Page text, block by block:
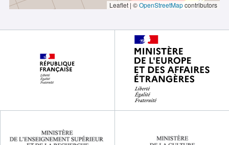
Leaflet | ©OpenStreetMapcontributors